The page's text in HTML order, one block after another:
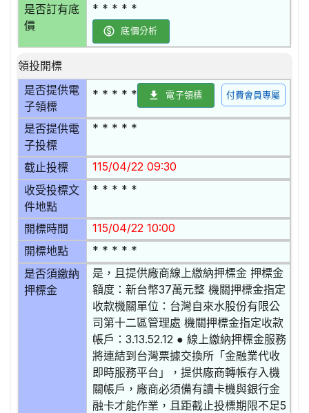
是否訂有底
價
* * * * *
底價分析
領投開標
是否提供電
子領標
* * * * * 電子領標 付費會員專屬
是否提供電
子投標
* * * * *
截止投標 115/04/22 09:30
收受投標文
件地點
* * * * *
開標時間 115/04/22 10:00
開標地點 * * * * *
是否須繳納
押標金
是，且提供廠商線上繳納押標金 押標金
額度：新台幣37萬元整 機關押標金指定
收款機關單位：台灣自來水股份有限公
司第十二區管理處 機關押標金指定收款
帳戶：3.13.52.12 ● 線上繳納押標金服務
將連結到台灣票據交換所「金融業代收
即時服務平台」，提供廠商轉帳存入機
關帳戶，廠商必須備有讀卡機與銀行金
融卡才能作業，且距截止投標期限不足5